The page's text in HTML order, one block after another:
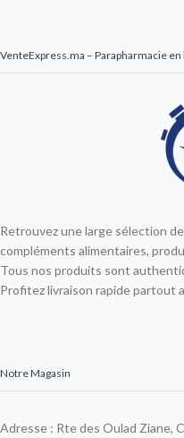
VenteExpress.ma – Parapharmacie en
Retrouvez une large sélection
compléments alimentaires,
Tous nos produits sont
Profitez livraison rapide partout
Notre Magasin
Adresse : Rte des Oulad Ziane,